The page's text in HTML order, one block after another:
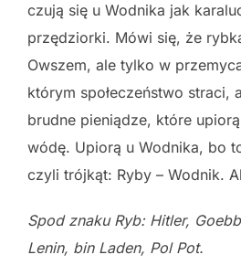
czują się u Wodnika jak
przędziorki. Mówi się, że
Owszem, ale tylko w
którym społeczeństwo straci,
brudne pieniądze, które
wódę. Upiorą u Wodnika, bo
czyli trójkąt: Ryby – Wodnik.
Spod znaku Ryb: Hitler,
Lenin, bin Laden, PolPot.